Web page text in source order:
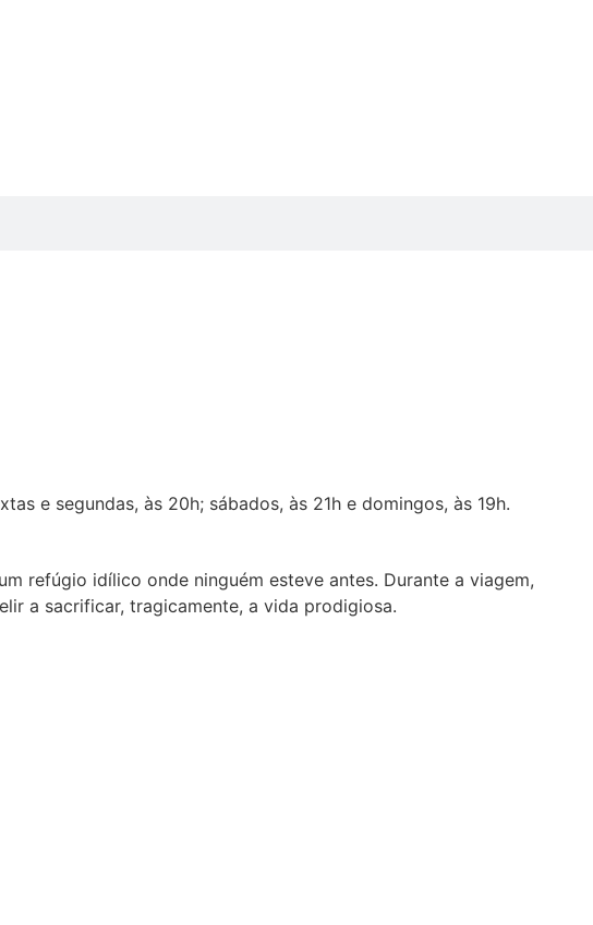
e segundas, às 20h; sábados, às 21h e domingos, às 19h.
refúgio idílico onde ninguém esteve antes. Durante a viagem,
a sacrificar, tragicamente, a vida prodigiosa.